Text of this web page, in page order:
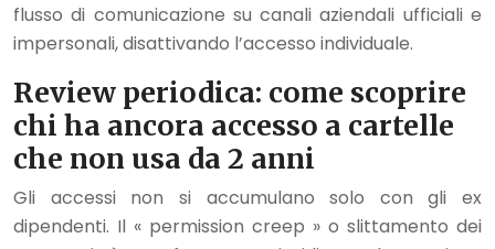
flusso di comunicazione su canali aziendali ufficiali e
impersonali, disattivando l’accesso individuale.
Review periodica: come scoprire
chi ha ancora accesso a cartelle
che non usa da 2 anni
Gli accessi non si accumulano solo con gli ex
dipendenti. Il « permission creep » o slittamento dei